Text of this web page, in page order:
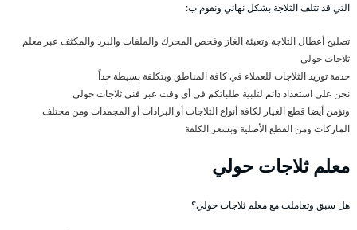
التي قد تتلف الثلاجة بشكل نهائي ونقوم ب:
تصليح أعطال الثلاجة وتعبئة الغاز وفحص المحرك والملفات والبرد والمكثف عبر معلم
ثلاجات حولي
خدمة توريد الثلاجات للعملاء في كافة المناطق وبتكلفة بسيطة جداً
نحن على استعداد دائم لتلبية طلباتكم في أي وقت عبر فني ثلاجات حولي
ونؤمن أيضا قطع الغيار لكافة أنواع الثلاجات أو البرادات أو المجمدات ومن مختلف
الماركات ومن القطع الأصلية وبسعر الكلفة
معلم ثلاجات حولي
هل سبق وتعاملت مع معلم ثلاجات حولي؟